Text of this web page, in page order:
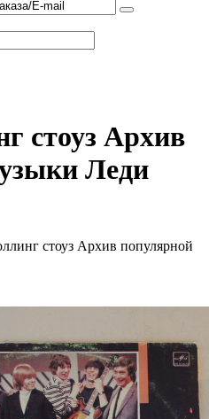
стоуз Архив
Леди
стоуз Архив популярной